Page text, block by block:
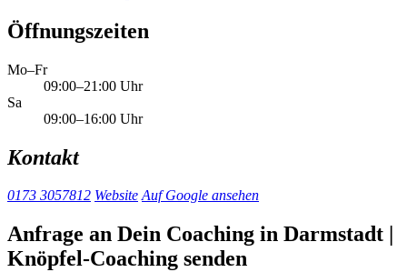
Öffnungszeiten
Mo–Fr
09:00–21:00 Uhr
Sa
09:00–16:00 Uhr
Kontakt
0173 3057812 Website Auf Google ansehen
Anfrage an Dein Coaching in Darmstadt |
Knöpfel-Coaching senden